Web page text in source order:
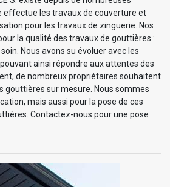
effectue les travaux de couverture et
pour les travaux de zinguerie. Nos
la qualité des travaux de gouttières :
Nous avons su évoluer avec les
ainsi répondre aux attentes des
de nombreux propriétaires souhaitent
gouttières sur mesure. Nous sommes
mais aussi pour la pose de ces
Contactez-nous pour une pose